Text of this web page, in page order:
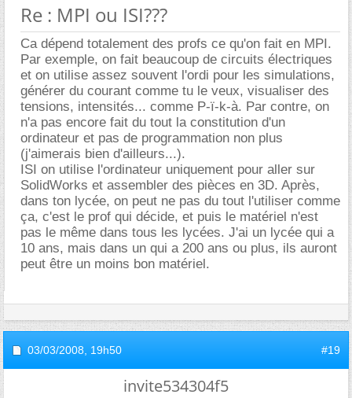
Re : MPI ou ISI???
Ca dépend totalement des profs ce qu'on fait en MPI.
Par exemple, on fait beaucoup de circuits électriques
et on utilise assez souvent l'ordi pour les simulations,
générer du courant comme tu le veux, visualiser des
tensions, intensités... comme P-ï-k-à. Par contre, on
n'a pas encore fait du tout la constitution d'un
ordinateur et pas de programmation non plus
(j'aimerais bien d'ailleurs...).
ISI on utilise l'ordinateur uniquement pour aller sur
SolidWorks et assembler des pièces en 3D. Après,
dans ton lycée, on peut ne pas du tout l'utiliser comme
ça, c'est le prof qui décide, et puis le matériel n'est
pas le même dans tous les lycées. J'ai un lycée qui a
10 ans, mais dans un qui a 200 ans ou plus, ils auront
peut être un moins bon matériel.
03/03/2008, 19h50 #19
invite534304f5